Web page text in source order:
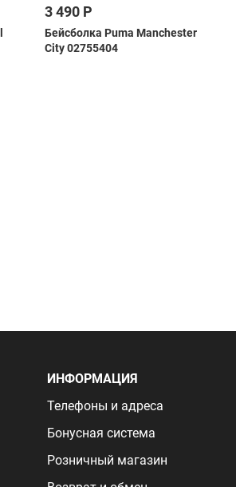
3 490 Р
Бейсболка Puma Manchester
City 02755404
ИНФОРМАЦИЯ
Телефоны и адреса
Бонусная система
Розничный магазин